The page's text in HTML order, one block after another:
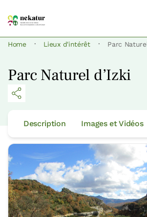
Home · Lieux d'intérêt · Parc
Parc Naturel d’Izki
Description Images et Vidéos